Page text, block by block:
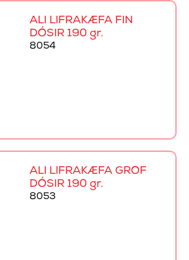
ALI LIFRAKÆFA FÍN
DÓSIR 190 gr.
8054
ALI LIFRAKÆFA GRÓF
DÓSIR 190 gr.
8053